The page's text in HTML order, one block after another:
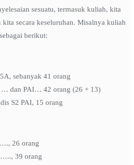
sesuatu, termasuk kuliah, kita
secara keseluruhan. Misalnya kuliah
berikut:
sebanyak 41 orang
… dan PAI… 42 orang (26 + 13)
S2 PAI, 15 orang
26 orang
39 orang